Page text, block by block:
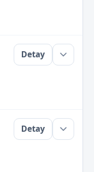
Detay
Detay